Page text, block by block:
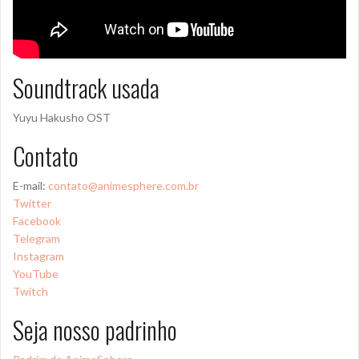
Soundtrack usada
Yuyu Hakusho OST
Contato
E-mail: contato@animesphere.com.br
Twitter
Facebook
Telegram
Instagram
YouTube
Twitch
Seja nosso padrinho